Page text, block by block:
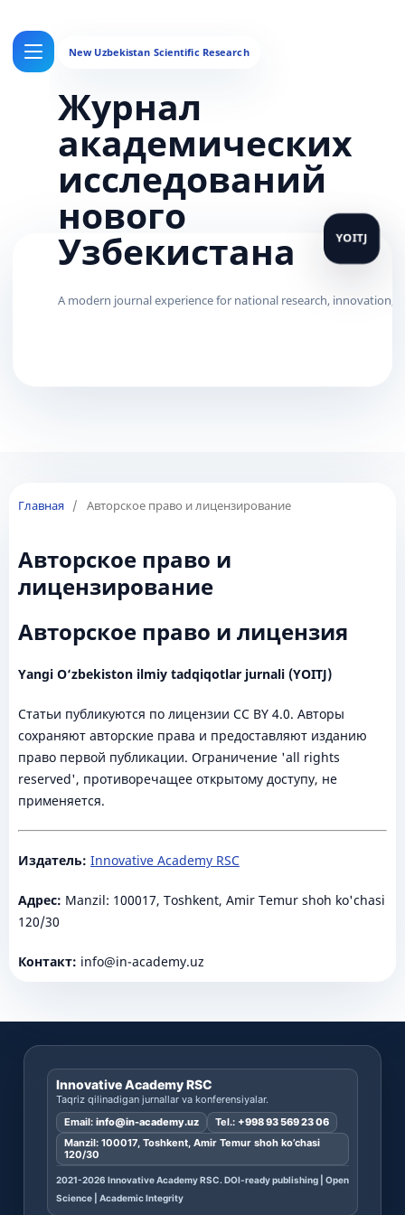
Журнал
академических
исследований
нового
Узбекистана
Главная / Авторское право и лицензирование
Авторское право и
лицензирование
Авторское право и лицензия
Yangi O‘zbekiston ilmiy tadqiqotlar jurnali (YOITJ)
Статьи публикуются по лицензии CC BY 4.0. Авторы
сохраняют авторские права и предоставляют изданию
право первой публикации. Ограничение 'all rights
reserved', противоречащее открытому доступу, не
применяется.
Издатель: Innovative Academy RSC
Адрес: Manzil: 100017, Toshkent, Amir Temur shoh ko'chasi
120/30
Контакт: info@in-academy.uz
Innovative Academy RSC
Taqriz qilinadigan jurnallar va konferensiyalar.
Email: info@in-academy.uz Tel.: +998 93 569 23 06
Manzil: 100017, Toshkent, Amir Temur shoh ko’chasi
120/30
2021-2026 Innovative Academy RSC. DOI-ready publishing | Open
Science | Academic Integrity